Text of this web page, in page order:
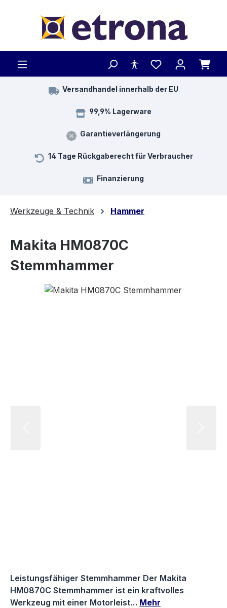
Versandhandel innerhalb der EU
99,9% Lagerware
Garantieverlängerung
14 Tage Rückgaberecht für Verbraucher
Finanzierung
Werkzeuge & Technik Hammer
Makita HM0870C
Stemmhammer
Bildergalerie überspringen
Leistungsfähiger Stemmhammer Der Makita
HM0870C Stemmhammer ist ein kraftvolles
Werkzeug mit einer Motorleist… Mehr